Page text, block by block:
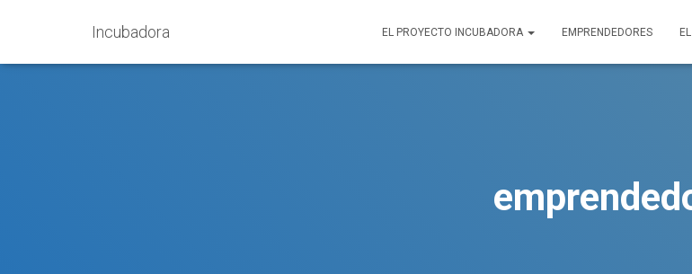
Incubadora EL PROYECTO INCUBADORA EMPRENDEDORES